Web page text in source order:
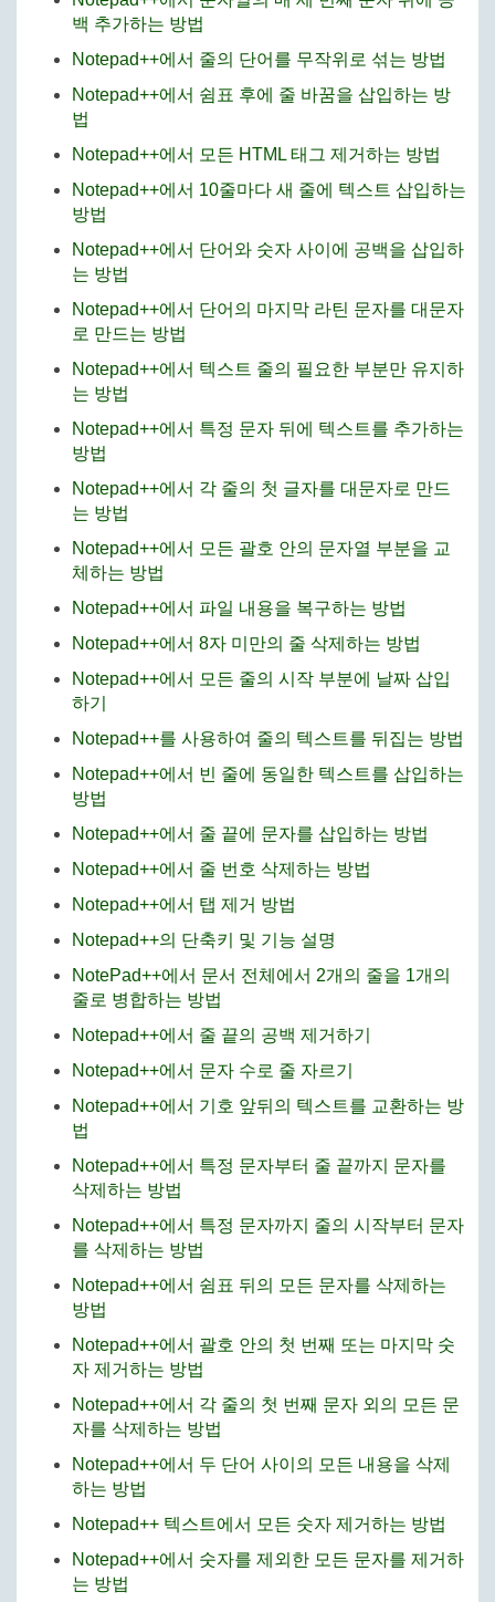
백 추가하는 방법
Notepad++에서 줄의 단어를 무작위로 섞는 방법
Notepad++에서 쉼표 후에 줄 바꿈을 삽입하는 방
법
Notepad++에서 모든 HTML 태그 제거하는 방법
Notepad++에서 10줄마다 새 줄에 텍스트 삽입하는
방법
Notepad++에서 단어와 숫자 사이에 공백을 삽입하
는 방법
Notepad++에서 단어의 마지막 라틴 문자를 대문자
로 만드는 방법
Notepad++에서 텍스트 줄의 필요한 부분만 유지하
는 방법
Notepad++에서 특정 문자 뒤에 텍스트를 추가하는
방법
Notepad++에서 각 줄의 첫 글자를 대문자로 만드
는 방법
Notepad++에서 모든 괄호 안의 문자열 부분을 교
체하는 방법
Notepad++에서 파일 내용을 복구하는 방법
Notepad++에서 8자 미만의 줄 삭제하는 방법
Notepad++에서 모든 줄의 시작 부분에 날짜 삽입
하기
Notepad++를 사용하여 줄의 텍스트를 뒤집는 방법
Notepad++에서 빈 줄에 동일한 텍스트를 삽입하는
방법
Notepad++에서 줄 끝에 문자를 삽입하는 방법
Notepad++에서 줄 번호 삭제하는 방법
Notepad++에서 탭 제거 방법
Notepad++의 단축키 및 기능 설명
NotePad++에서 문서 전체에서 2개의 줄을 1개의
줄로 병합하는 방법
Notepad++에서 줄 끝의 공백 제거하기
Notepad++에서 문자 수로 줄 자르기
Notepad++에서 기호 앞뒤의 텍스트를 교환하는 방
법
Notepad++에서 특정 문자부터 줄 끝까지 문자를
삭제하는 방법
Notepad++에서 특정 문자까지 줄의 시작부터 문자
를 삭제하는 방법
Notepad++에서 쉼표 뒤의 모든 문자를 삭제하는
방법
Notepad++에서 괄호 안의 첫 번째 또는 마지막 숫
자 제거하는 방법
Notepad++에서 각 줄의 첫 번째 문자 외의 모든 문
자를 삭제하는 방법
Notepad++에서 두 단어 사이의 모든 내용을 삭제
하는 방법
Notepad++ 텍스트에서 모든 숫자 제거하는 방법
Notepad++에서 숫자를 제외한 모든 문자를 제거하
는 방법